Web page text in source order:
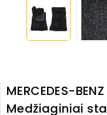
MERCEDES-
Medžiaginiai